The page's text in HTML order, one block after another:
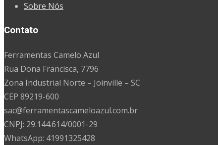
Sobre Nós
Contato
Ferramentas Camelo Azul
Rua Dona Francisca, 7796
Zona Industrial Norte – Joinville – SC
CEP 89219-600
sac@ferramentascameloazul.com.br
CNPJ: 29.144.614/0001-29
WhatsApp: 41991325428